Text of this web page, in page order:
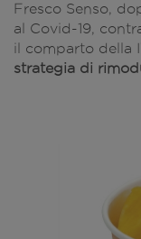
Fresco Senso,
al Covid-19,
il comparto della
strategia di